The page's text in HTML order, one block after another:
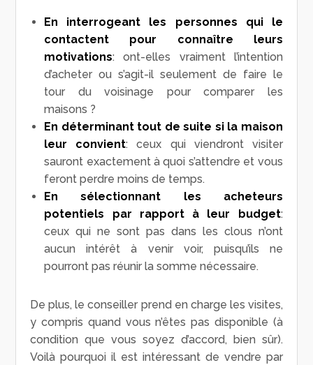
En interrogeant les personnes qui le
contactent pour connaître leurs
motivations: ont-elles vraiment l’intention
d’acheter ou s’agit-il seulement de faire le
tour du voisinage pour comparer les
maisons ?
En déterminant tout de suite si la maison
leur convient: ceux qui viendront visiter
sauront exactement à quoi s’attendre et vous
feront perdre moins de temps.
En sélectionnant les acheteurs
potentiels par rapport à leur budget:
ceux qui ne sont pas dans les clous n’ont
aucun intérêt à venir voir, puisqu’ils ne
pourront pas réunir la somme nécessaire.
De plus, le conseiller prend en charge les visites,
y compris quand vous n’êtes pas disponible (à
condition que vous soyez d’accord, bien sûr).
Voilà pourquoi il est intéressant de vendre par